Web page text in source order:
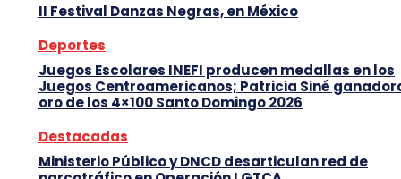
II Festival Danzas Negras, en México
Deportes
Juegos Escolares INEFI producen medallas en los
Juegos Centroamericanos; Patricia Siné
oro de los 4×100 Santo Domingo 2026
Destacadas
Ministerio Público y DNCD desarticulan red de